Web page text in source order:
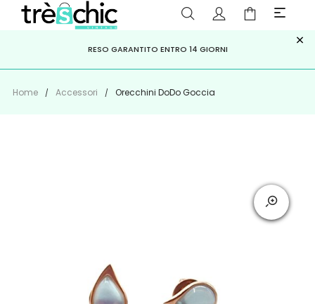
PAGA A RATE CONKLARNA,HEYLIGHT, APPAGO
ISCRIVITI ALLA NEWSLETTER PER NON PERDERE SCONTI E
OFFERTE IMPERDIBILI!
RESO GARANTITO ENTRO 14 GIORNI ×
Home Accessori Orecchini DoDo Goccia